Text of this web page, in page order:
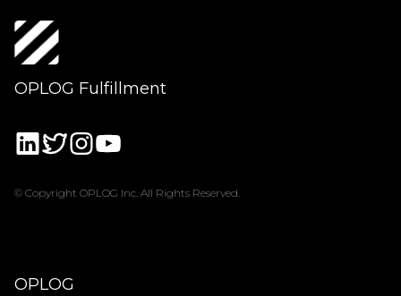
OPLOG Fulfillment
© Copyright OPLOG Inc. All Rights Reserved.
OPLOG